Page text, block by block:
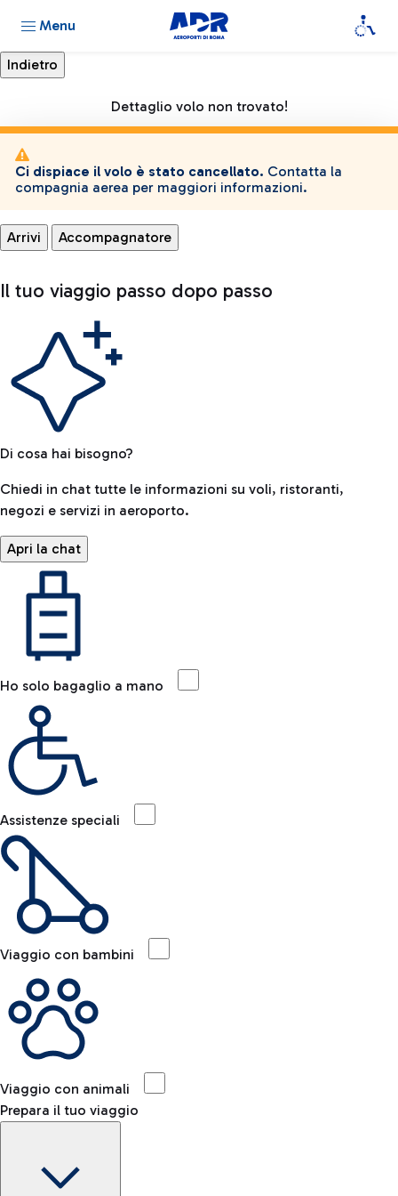
Menu
Dettaglio volo non trovato!
Ci dispiace il volo è stato cancellato. Contatta la
compagnia aerea per maggiori informazioni.
Arrivi Accompagnatore
Il tuo viaggio passo dopo passo
Di cosa hai bisogno?
Chiedi in chat tutte le informazioni su voli, ristoranti,
negozi e servizi in aeroporto.
Apri la chat
Ho solo bagaglio a mano
Assistenze speciali
Viaggio con bambini
Viaggio con animali
Prepara il tuo viaggio